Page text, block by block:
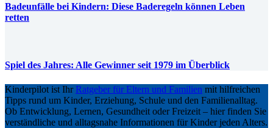
Badeunfälle bei Kindern: Diese Baderegeln können Leben
retten
Spiel des Jahres: Alle Gewinner seit 1979 im Überblick
Kinderpilot ist Ihr Ratgeber für Eltern und Familien mit hilfreichen
Tipps rund um Kinder, Erziehung, Schule und den Familienalltag.
Ob Entwicklung, Lernen, Gesundheit oder Freizeit – hier finden Sie
verständliche und alltagsnahe Informationen für Kinder jeden Alters.